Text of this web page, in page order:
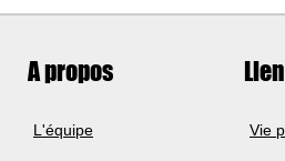
A propos
L'équipe Vie